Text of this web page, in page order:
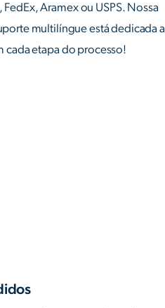
FedEx, Aramex ou USPS. Nossa
multilíngue está dedicada a
cada etapa do processo!